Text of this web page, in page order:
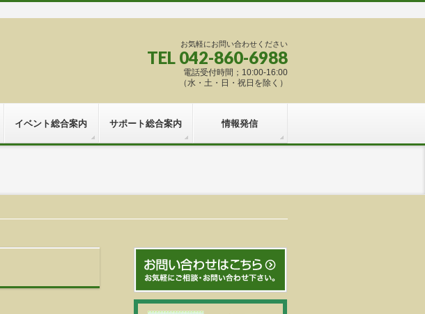
お気軽にお問い合わせください
TEL 042-860-6988
電話受付時間；10:00-16:00
（水・土・日・祝日を除く）
イベント総合案内 サポート総合案内 情報発信